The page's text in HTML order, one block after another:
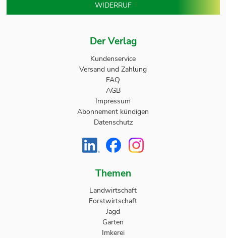
Der Verlag
Kundenservice
Versand und Zahlung
FAQ
AGB
Impressum
Abonnement kündigen
Datenschutz
Themen
Landwirtschaft
Forstwirtschaft
Jagd
Garten
Imkerei
WIDERRUF